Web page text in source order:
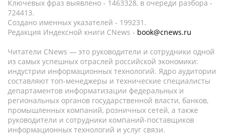
Ключевых фраз выявлено - 1463328, в очереди разбора -
724413.
Создано именных указателей - 199231.
Редакция Индексной книги CNews - book@cnews.ru
Читатели CNews — это руководители и сотрудники одной
из самых успешных отраслей российской экономики:
индустрии информационных технологий. Ядро аудитории
составляют топ-менеджеры и технические специалисты
департаментов информатизации федеральных и
региональных органов государственной власти, банков,
промышленных компаний, розничных сетей, а также
руководители и сотрудники компаний-поставщиков
информационных технологий и услуг связи.